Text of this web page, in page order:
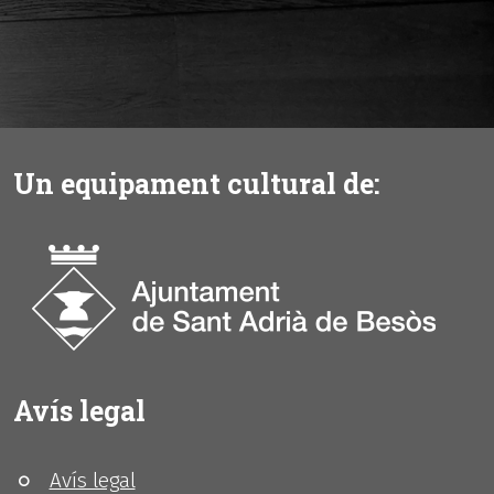
Un equipament cultural de:
Avís legal
Avís legal